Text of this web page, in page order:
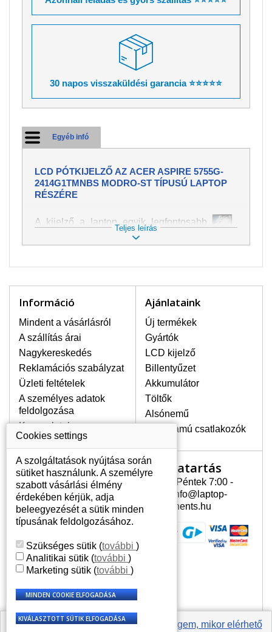
Értesíts engem, mikor elérhető
30 napos visszaküldési garancia ⭐⭐⭐⭐⭐
Egyéb infó
LCD PÓTKIJELZŐ AZ ACER ASPIRE 5755G-
2414G1TMNBS MODRO-ST TÍPUSÚ LAPTOP
RÉSZÉRE
A kijelző a laptop egyik legfontosabb
része, ezért ügyelünk, hogy az
pótalkatrész a legjobb minőségű
módozatú megjelenítését szolgálja.
kell bánni. A leggyakrabban
bekövetkezett sérülések közé a
mechanikai sérüléseket lehet besorolni,
mint pl. széttört vagy megrepedt kijelző.
Továbbá még a függőleges csíkozást,
kijelző sötétségét, villogását vagy
egyenetlen fényességét.
LEGMAGASABB MINŐSÉGŰ
LCD KIJELZŐ!
kijelzőket tartunk, amelyek a
jótállás egész ideje alatt a pixelek
hibásodása nélkül, teljesítik az
A+ minőségi kategória igényes
feltételeit.
HOGYAN TUDJA MEGÁLLAPÍTANI
MILYEN KIJELZŐ SZÜKSÉGES A
LAPTOPJÁHOZ?
A kijelzőt a laptop modeljle alapján lehet
kikeresni, amely megjelölés megtalálható
vagy az akkumulátor alatt. Rendszerint
ábrázolva van egy keretben vagy a
billentyűzetnél a vázon is. Abban az
Teljes leírás
Információ
Mindent a vásárlásról
A szállítás árai
Nagykereskedés
Reklamációs szabályzat
Üzleti feltételek
A személyes adatok
feldolgozása
Kapcsolatok
Ajánlataink
Új termékek
Gyártók
LCD kijelző
Billentyűzet
Akkumulátor
Töltők
Alsónemű
Erősáramú csatlakozók
Az Ön számlája
Az Ön számlája
Személyes információk
Címek
Nyitvatartás
Hétfõ - Péntek 7:00 -
15:30 info@laptop-
components.hu
Cookies settings
A szolgáltatások nyújtása során
sütiket használunk. A személyre
szabott vásárlási élmény
érdekében kérjük, adja
beleegyezését a sütik minden
típusának feldolgozásához.
Szükséges sütik (további )
Analitikai sütik (további )
Marketing sütik (további )